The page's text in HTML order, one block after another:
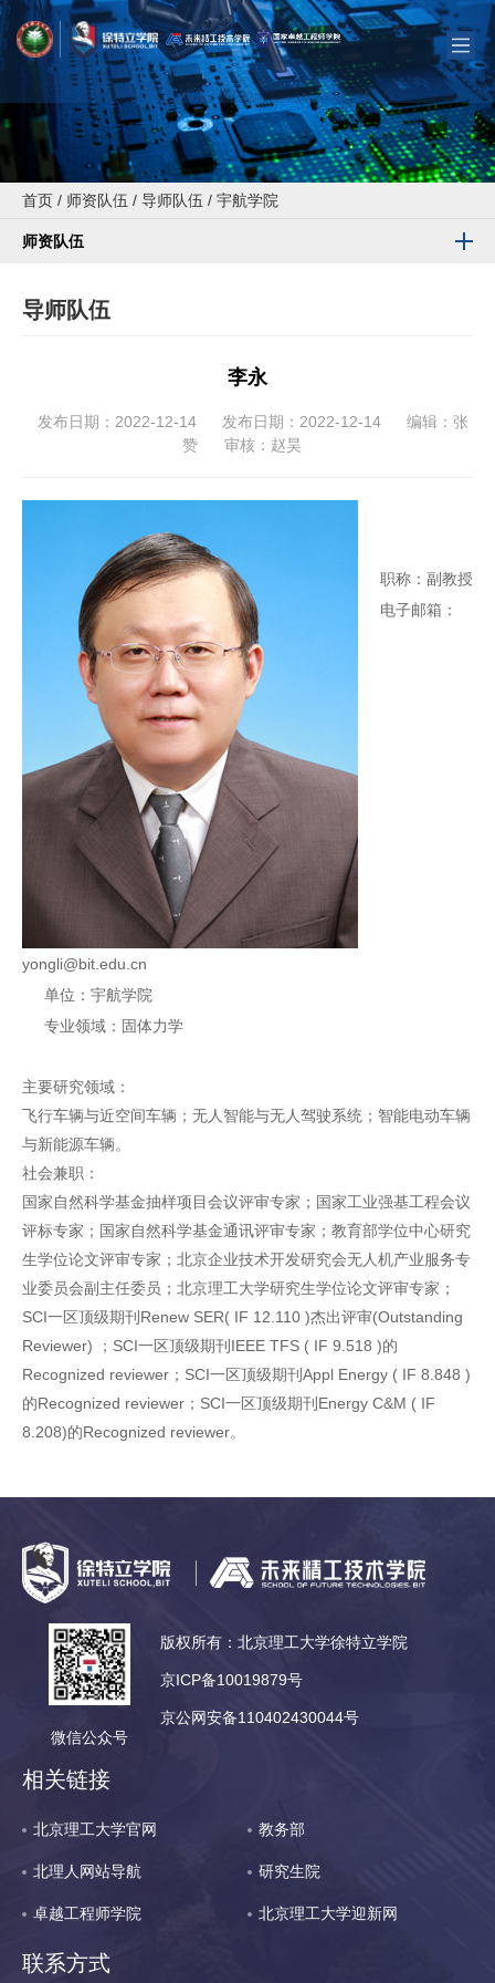
首页 / 师资队伍 / 导师队伍 / 宇航学院
师资队伍
导师队伍
李永
发布日期：2022-12-14 发布日期：2022-12-14
编辑：张
赞
审核：赵昊
职称：副教授
电子邮箱：
yongli@bit.edu.cn
单位：宇航学院
专业领域：固体力学
主要研究领域：
飞行车辆与近空间车辆；无人智能与无人驾驶系统；智能电动车辆
与新能源车辆。
社会兼职：
国家自然科学基金抽样项目会议评审专家；国家工业强基工程会议
评标专家；国家自然科学基金通讯评审专家；教育部学位中心研究
生学位论文评审专家；北京企业技术开发研究会无人机产业服务专
业委员会副主任委员；北京理工大学研究生学位论文评审专家；
SCI一区顶级期刊Renew SER( IF 12.110 )杰出评审(Outstanding
Reviewer) ；SCI一区顶级期刊IEEE TFS ( IF 9.518 )的
Recognized reviewer；SCI一区顶级期刊Appl Energy ( IF 8.848 )
的Recognized reviewer；SCI一区顶级期刊Energy C&M ( IF
8.208)的Recognized reviewer。
微信公众号
版权所有：北京理工大学徐特立学院
京ICP备10019879号
京公网安备110402430044号
相关链接
北京理工大学官网 教务部
北理人网站导航 研究生院
卓越工程师学院 北京理工大学迎新网
联系方式